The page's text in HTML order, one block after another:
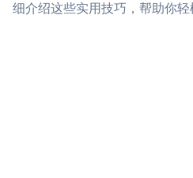
细介绍这些实用技巧，帮助你轻